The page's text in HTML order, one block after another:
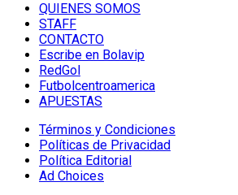
QUIENES SOMOS
STAFF
CONTACTO
Escribe en Bolavip
RedGol
Futbolcentroamerica
APUESTAS
Términos y Condiciones
Políticas de Privacidad
Política Editorial
Ad Choices